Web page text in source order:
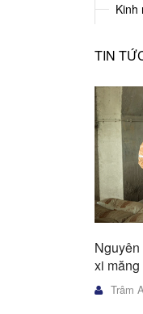
Kinh
TIN
xi
Trâm